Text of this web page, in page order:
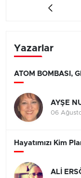
Yazarlar
ATOM BOMBASI,
AYŞE
06
Hayatımızı Kim
ALİ